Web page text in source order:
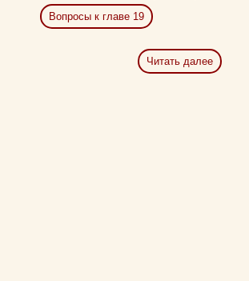
Вопросы к главе 19
Читать далее